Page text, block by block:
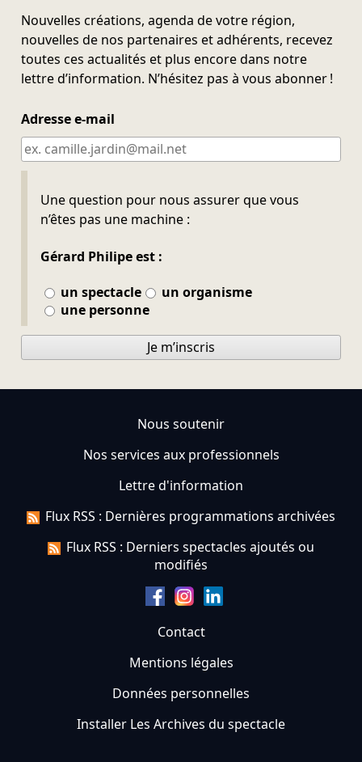
Nouvelles créations, agenda de votre région,
nouvelles de nos partenaires et adhérents, recevez
toutes ces actualités et plus encore dans notre
lettre d’information. N’hésitez pas à vous abonner !
Adresse e-mail
Une question pour nous assurer que vous
n’êtes pas une machine :
Gérard Philipe est :
un spectacle
un organisme
une personne
Ne pas remplir
Je m’inscris
Nous soutenir
Nos services aux professionnels
Lettre d'information
Flux RSS : Dernières programmations archivées
Flux RSS : Derniers spectacles ajoutés ou
modifiés
Contact
Mentions légales
Données personnelles
Installer Les Archives du spectacle